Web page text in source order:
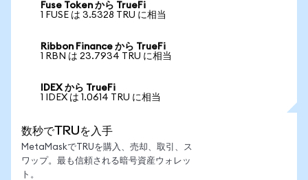
Fuse Token から TrueFi
1 FUSE は 3.5328 TRU に相当
Ribbon Finance から TrueFi
1 RBN は 23.7934 TRU に相当
IDEX から TrueFi
1 IDEX は 1.0614 TRU に相当
数秒でTRUを入手
MetaMaskでTRUを購入、売却、取引、ス
ワップ。最も信頼される暗号資産ウォレッ
ト。